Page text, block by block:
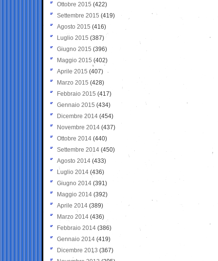
Ottobre 2015 (422)
Settembre 2015 (419)
Agosto 2015 (416)
Luglio 2015 (387)
Giugno 2015 (396)
Maggio 2015 (402)
Aprile 2015 (407)
Marzo 2015 (428)
Febbraio 2015 (417)
Gennaio 2015 (434)
Dicembre 2014 (454)
Novembre 2014 (437)
Ottobre 2014 (440)
Settembre 2014 (450)
Agosto 2014 (433)
Luglio 2014 (436)
Giugno 2014 (391)
Maggio 2014 (392)
Aprile 2014 (389)
Marzo 2014 (436)
Febbraio 2014 (386)
Gennaio 2014 (419)
Dicembre 2013 (367)